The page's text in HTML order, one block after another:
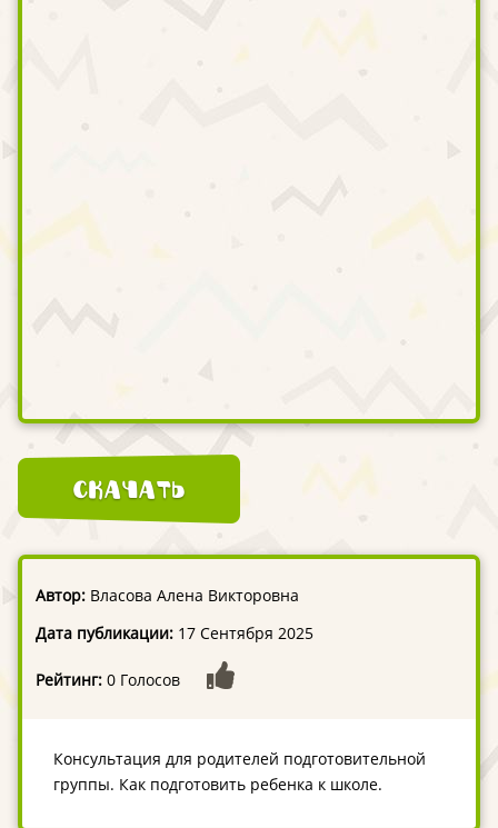
Скачать
Автор: Власова Алена Викторовна
Дата публикации: 17 Сентября 2025
Рейтинг: 0 Голосов
Консультация для родителей подготовительной
группы. Как подготовить ребенка к школе.